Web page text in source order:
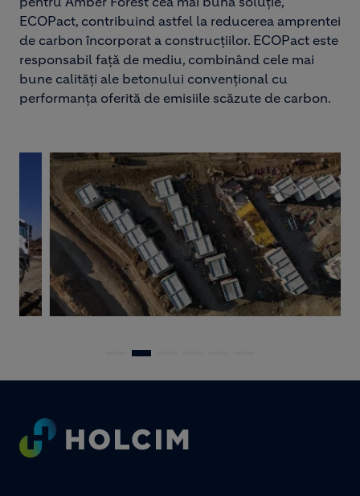
ECOPact, contribuind astfel la reducerea amprentei
de carbon încorporat a construcțiilor. ECOPact este
responsabil față de mediu, combinând cele mai
bune calități ale betonului convențional cu
performanța oferită de emisiile scăzute de carbon.
Footer